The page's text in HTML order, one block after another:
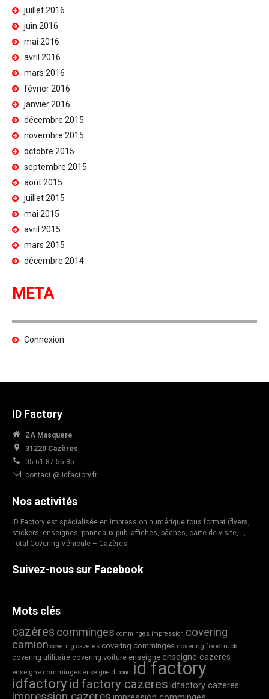
juillet 2016
juin 2016
mai 2016
avril 2016
mars 2016
février 2016
janvier 2016
décembre 2015
novembre 2015
octobre 2015
septembre 2015
août 2015
juillet 2015
mai 2015
avril 2015
mars 2015
décembre 2014
META
Connexion
ID Factory
ZA Masquère
31220 Cazères
05 61 87 55 85
contact @ idfactory.fr
Nos activités
ID Factory est spécialisée en Impression numérique tous format (flyers,
stickers, enseignes, panneaux pub, affiches, bâches, carte de visite,…,
Total Covering Véhicule – Cazères
Suivez-nous sur Facebook
Mots clés
cazères comminges comminges impression covering
camion covering cazeres covering comminges covering foodtruck
covering utilitaire covering voiture enseigne enseigne cazeres
enseigne comminges enseigne dibond id factory
idfactory id factory cazeres idfactory cazeres